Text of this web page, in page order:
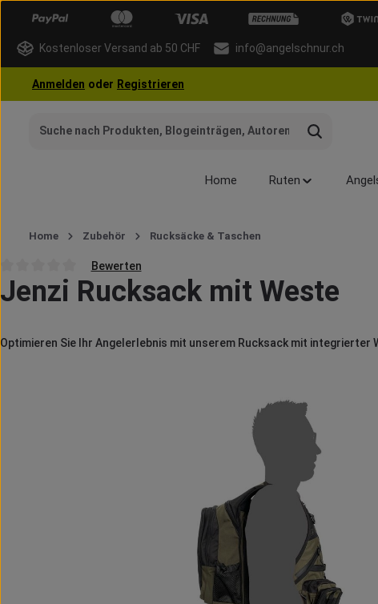
Hauptinhalt springen
Zur Suche springen
Zur Hauptnavigation springen
Kostenloser Versand ab 50 CHF info@angelschnur.ch
Anmelden oder Registrieren
Home Ruten
Home Zubehör Rucksäcke & Taschen
Durchschnittliche Bewertung von 0 von 5 Sternen
Bewerten
Jenzi Rucksack mit Weste
Optimieren Sie Ihr Angelerlebnis mit unserem Rucksack mit